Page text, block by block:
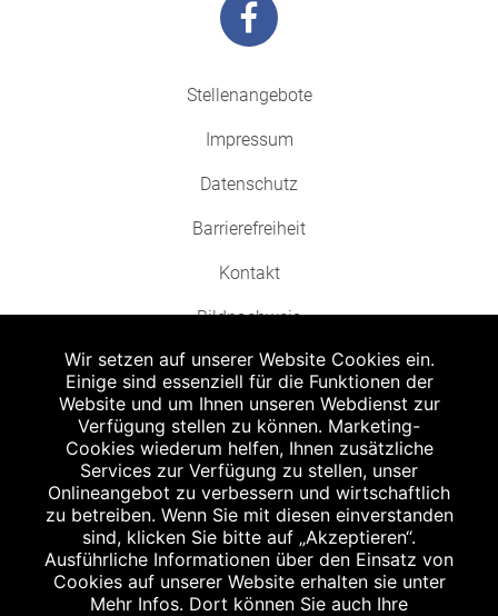
Stellenangebote
Impressum
Datenschutz
Barrierefreiheit
Kontakt
Bildnachweis
Abgabe in haushaltsüblichen Mengen, solange der Vorrat reicht. Für Druck-
und Satzfehler keine Haftung.
Zu Risiken und Nebenwirkungen lesen Sie die Packungsbeilage und fragen
Sie Ihren Arzt oder Apotheker.
Angabe nach der deutschen Arzneimitteltaxe Apothekenerstattungspreis
(AEP). Der AEP ist keine unverbindliche Preisempfehlung der Hersteller. Der
AEP ist ein von den Apotheken in Ansatz gebrachter Preis für rezeptfreie
Arzneimittel. Er entspricht in der Höhe dem für Apotheken verbindlichen
Abgabepreis, zu dem eine Apotheke in bestimmten Fällen (z.B. bei Kindern
Wir setzen auf unserer Website Cookies ein.
Einige sind essenziell für die Funktionen der
Website und um Ihnen unseren Webdienst zur
Verfügung stellen zu können. Marketing-
Cookies wiederum helfen, Ihnen zusätzliche
Services zur Verfügung zu stellen, unser
Onlineangebot zu verbessern und wirtschaftlich
zu betreiben. Wenn Sie mit diesen einverstanden
sind, klicken Sie bitte auf „Akzeptieren“.
Ausführliche Informationen über den Einsatz von
Cookies auf unserer Website erhalten sie unter
Mehr Infos. Dort können Sie auch Ihre